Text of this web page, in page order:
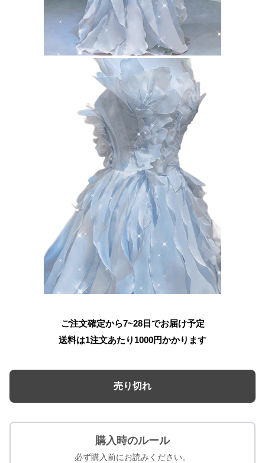
ご注文確定から7~28日でお届け予定
送料は1注文あたり 1000円かかります
売り切れ
購入時のルール
必ず購入前にお読みください。